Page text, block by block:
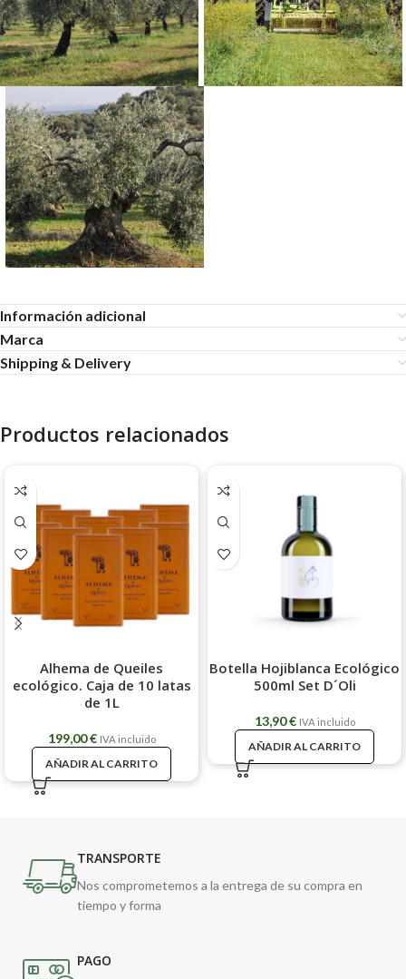
Información adicional
Marca
Shipping & Delivery
Productos relacionados
Alhema de Queiles
ecológico. Caja de 10 latas
de 1L
199,00€ IVA incluido
AÑADIR AL CARRITO
Botella Hojiblanca Ecológico
500ml Set D´Oli
13,90€ IVA incluido
AÑADIR AL CARRITO
TRANSPORTE
Nos comprometemos a la entrega de su compra en
tiempo y forma
PAGO